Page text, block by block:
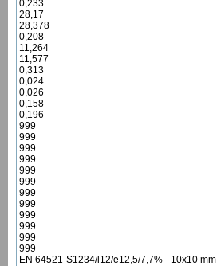
0,233
28,17
28,378
0,208
11,264
11,577
0,313
0,024
0,026
0,158
0,196
999
999
999
999
999
999
999
999
999
999
999
999
EN 64521-S1234/l12/e12,5/7,7% - 10x10 mm